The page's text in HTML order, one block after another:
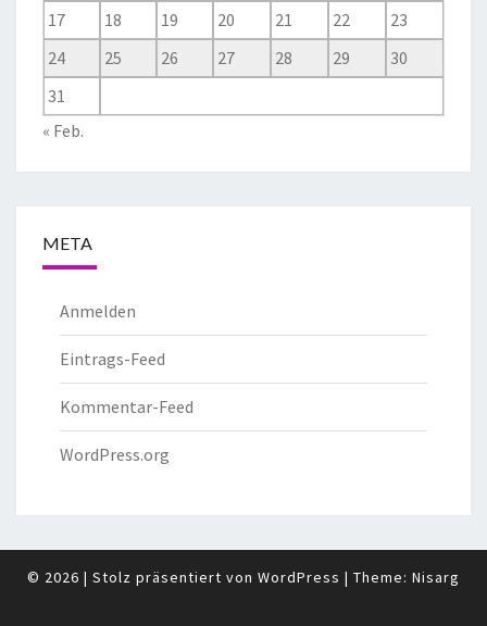
17
18 19 20 21 22
23
24
25 26 27 28 29
30
31
« Feb.
META
Anmelden
Eintrags-Feed
Kommentar-Feed
WordPress.org
© 2026 | Stolz präsentiert von WordPress | Theme: Nisarg